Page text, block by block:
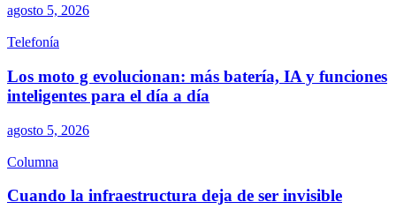
agosto 5, 2026
Telefonía
Los moto g evolucionan: más batería, IA y funciones
inteligentes para el día a día
agosto 5, 2026
Columna
Cuando la infraestructura deja de ser invisible